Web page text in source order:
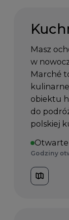
Masz
w
Marché
obiektu
do
polskiej
Otwarte
Godziny